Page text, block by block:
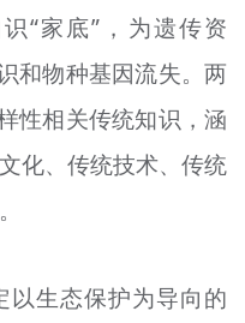
“家底”，为遗传资
和物种基因流失。两
性相关传统知识，涵
化、传统技术、传统
生态保护为导向的